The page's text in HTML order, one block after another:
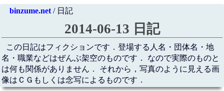
binzume.net/ 日記
2014-06-13 日記
この日記はフィクションです．登場する人名・団体名・地
名・職業などはぜんぶ架空のものです． なので実際のものと
は何も関係がありません． それから，写真のように見える画
像はＣＧもしくは念写によるものです．